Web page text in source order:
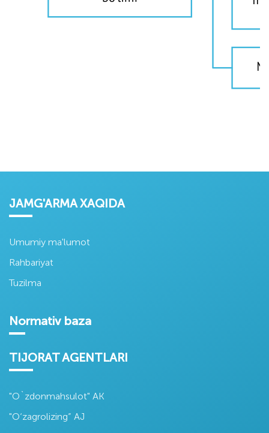
JAMG'ARMA XAQIDA
Umumiy ma'lumot
Rahbariyat
Tuzilma
Normativ baza
TIJORAT AGENTLARI
"O`zdonmahsulot" AK
"O‘zagrolizing” AJ